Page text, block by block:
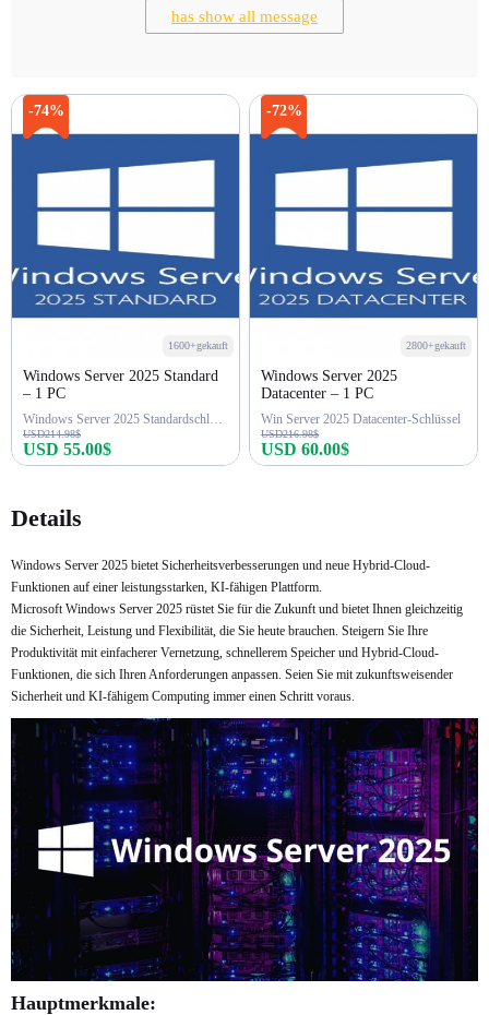
has show all message
-74%
1600+gekauft
Windows Server 2025 Standard
– 1 PC
Windows Server 2025 Standardschlüssel
USD214.98$
USD 55.00$
-72%
2800+gekauft
Windows Server 2025
Datacenter – 1 PC
Win Server 2025 Datacenter-Schlüssel
USD216.98$
USD 60.00$
Details
Windows Server 2025 bietet Sicherheitsverbesserungen und neue Hybrid-Cloud-
Funktionen auf einer leistungsstarken, KI-fähigen Plattform.
Microsoft Windows Server 2025 rüstet Sie für die Zukunft und bietet Ihnen gleichzeitig
die Sicherheit, Leistung und Flexibilität, die Sie heute brauchen. Steigern Sie Ihre
Produktivität mit einfacherer Vernetzung, schnellerem Speicher und Hybrid-Cloud-
Funktionen, die sich Ihren Anforderungen anpassen. Seien Sie mit zukunftsweisender
Sicherheit und KI-fähigem Computing immer einen Schritt voraus.
Hauptmerkmale: